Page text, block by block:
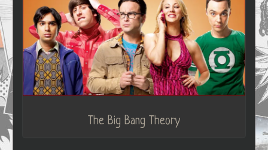
The Big Bang Theory